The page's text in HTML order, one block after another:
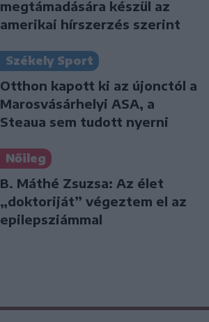
megtámadására készül az
amerikai hírszerzés szerint
Székely Sport
Otthon kapott ki az újonctól a
Marosvásárhelyi ASA, a
Steaua sem tudott nyerni
Nőileg
B. Máthé Zsuzsa: Az élet
„doktoriját” végeztem el az
epilepsziámmal